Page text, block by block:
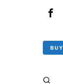
BUY